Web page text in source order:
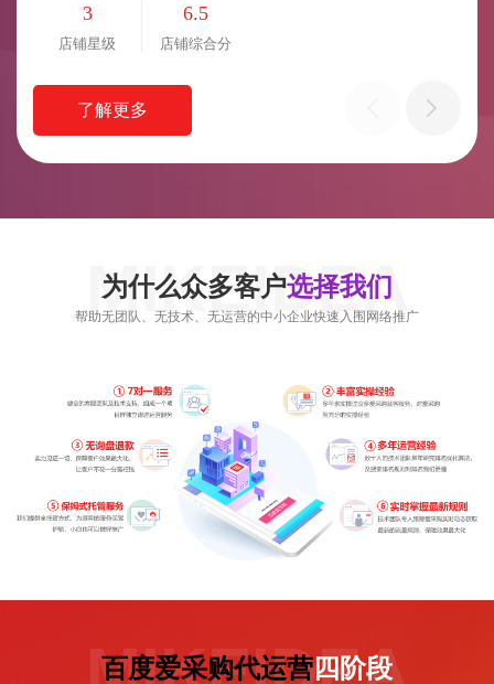
3
店铺星级
6.5
店铺综合分
了解更多
为什么众多客户选择我们
帮助无团队、无技术、无运营的中小企业快速入围网络推广
MIKEIDEA
百度爱采购代运营四阶段